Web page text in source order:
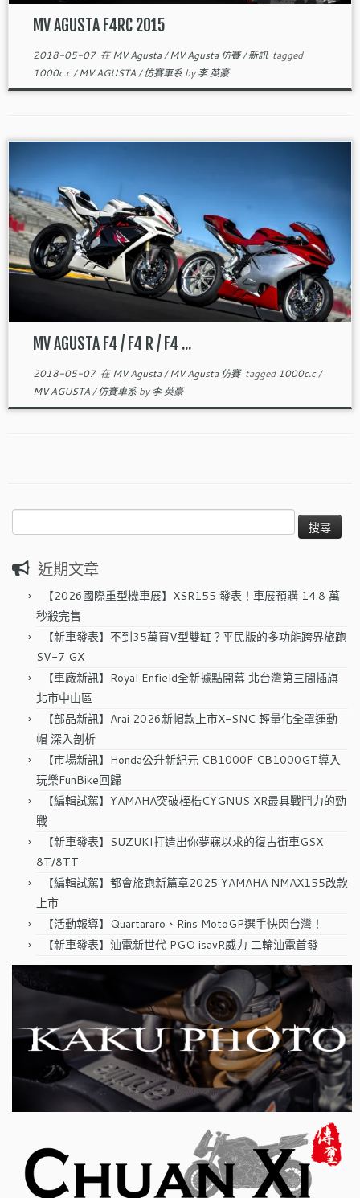
MV AGUSTA F4RC 2015
2018-05-07在MV Agusta/MV Agusta 仿賽/新訊 tagged
1000c.c/MV AGUSTA/仿賽車系 by李 英豪
MV AGUSTA F4 / F4 R / F4 ...
2018-05-07在MV Agusta/MV Agusta 仿賽 tagged1000c.c/
MV AGUSTA/仿賽車系 by李 英豪
尋
鍵
近期文章
【2026國際重型機車展】XSR155 發表！車展預購 14.8 萬
秒殺完售
【新車發表】不到35萬買V型雙缸？平民版的多功能跨界旅跑
SV-7 GX
【車廠新訊】Royal Enfield全新據點開幕 北台灣第三間插旗
北市中山區
【部品新訊】Arai 2026新帽款上市X-SNC 輕量化全罩運動
帽 深入剖析
【市場新訊】Honda公升新紀元 CB1000F CB1000GT導入
玩樂FunBike回歸
【編輯試駕】YAMAHA突破桎梏CYGNUS XR最具戰鬥力的勁
戰
【新車發表】SUZUKI打造出你夢寐以求的復古街車GSX
8T/8TT
【編輯試駕】都會旅跑新篇章2025 YAMAHA NMAX155改款
上市
【活動報導】Quartararo、Rins MotoGP選手快閃台灣！
【新車發表】油電新世代 PGO isavR威力 二輪油電首發